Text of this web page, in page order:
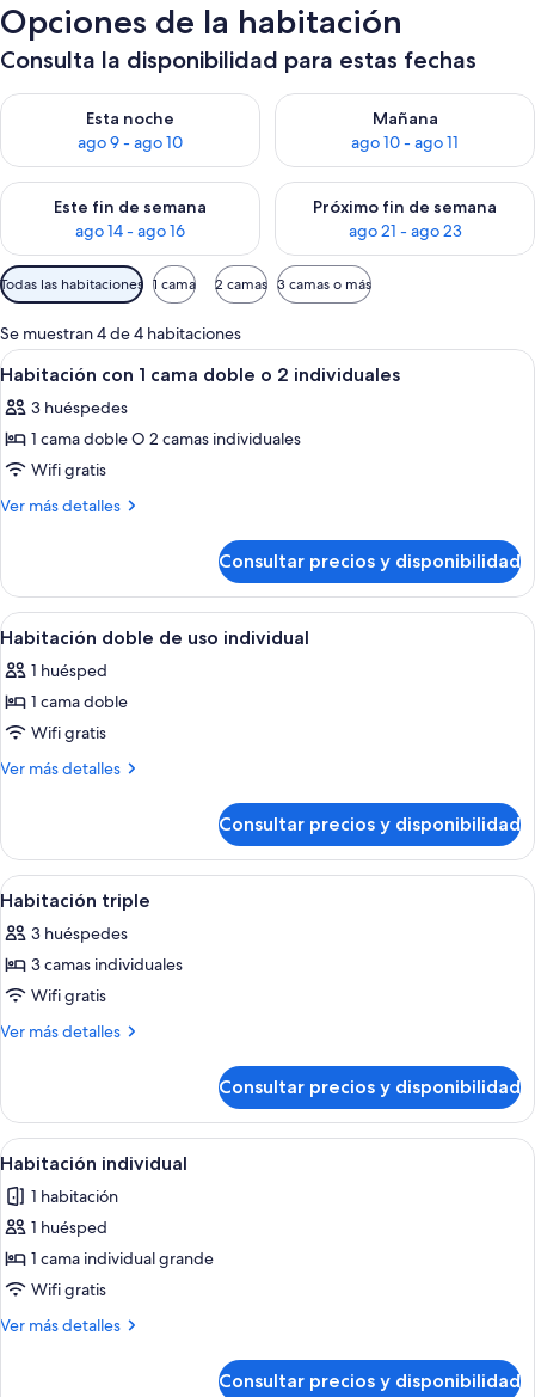
Opciones de la habitación
Consulta la disponibilidad para estas fechas
Esta noche
ago 9 - ago 10
Consulta la disponibilidad para esta noche, ago 9 - ago 10
Mañana
ago 10 - ago 11
Consulta la disponibilidad
Este fin de semana
ago 14 - ago 16
Consulta la disponibilidad para este fin de semana, ago 14 -
Próximo fin de semana
ago 21 - ago 23
Consulta la disponibilidad
Filtros
disponibles
para
las
habitaciones
Todas las habitaciones 1 cama 2 camas 3 camas o más
Se muestran 4 de 4 habitaciones
Abrir
todas
las
fotos
de
Habitación
cama
doble
o
2
individuales
Un dormitorio con cama de madera,
5
Habitación con 1 cama doble o 2 individuales
3 huéspedes
1 cama doble O 2 camas individuales
Wifi gratis
Ver más detalles
Más
con
cama
o
2
Consultar precios y disponibilidad
Abrir
todas
las
fotos
de
Habitación
uso
individual
Una habitación de hotel con cama,
5
Habitación doble de uso individual
1 huésped
1 cama doble
Wifi gratis
Ver más detalles
Más
doble
de
uso
Consultar precios y disponibilidad
Abrir
todas
las
fotos
de
Habitación
Una habitación con tres camas
6
Habitación triple
3 huéspedes
3 camas individuales
Wifi gratis
Ver más detalles
Más
triple
Consultar precios y disponibilidad
Abrir
todas
las
fotos
de
Habitación
individual
Una cama con una colcha
6
Habitación individual
1 habitación
1 huésped
1 cama individual grande
Wifi gratis
Ver más detalles
Más
Consultar precios y disponibilidad